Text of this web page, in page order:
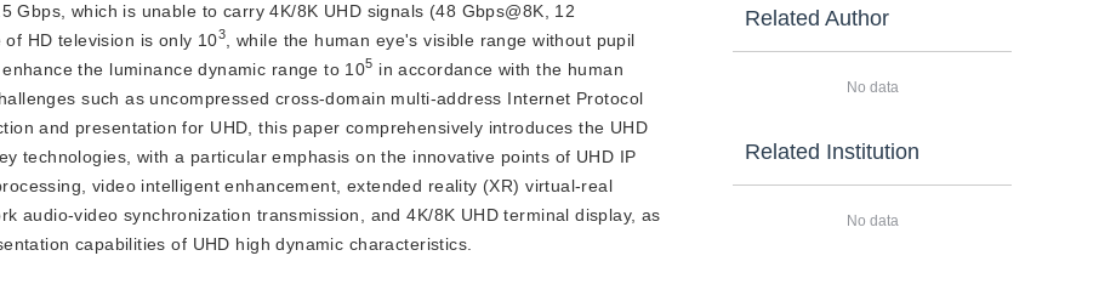
Gbps, which is unable to carry 4K/8K UHD signals (48 Gbps@8K, 12
HD television is only 103
, while the human eye's visible range without pupil
the luminance dynamic range to 105 in accordance with the human
such as uncompressed cross-domain multi-address Internet Protocol
and presentation for UHD, this paper comprehensively introduces the UHD
technologies, with a particular emphasis on the innovative points of UHD IP
video intelligent enhancement, extended reality (XR) virtual-real
audio-video synchronization transmission, and 4K/8K UHD terminal display, as
capabilities of UHD high dynamic characteristics.
Related Author
No data
Related Institution
No data